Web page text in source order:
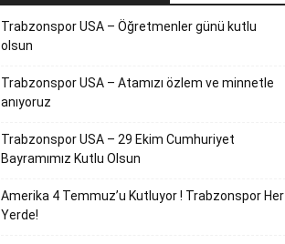
Trabzonspor USA – Öğretmenler günü kutlu
olsun
Trabzonspor USA – Atamızı özlem ve minnetle
anıyoruz
Trabzonspor USA – 29 Ekim Cumhuriyet
Bayramımız Kutlu Olsun
Amerika 4 Temmuz’u Kutluyor ! Trabzonspor Her
Yerde!